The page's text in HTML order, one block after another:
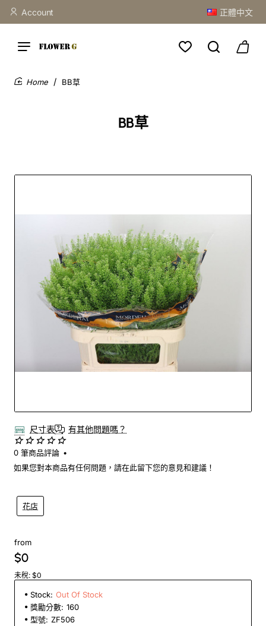
Account 正體中文
BB草
BB草
Out Of Stock
尺寸表 有其他問題嗎？
花店
0 筆商品評論 •
如果您對本商品有任何問題，請在此留下您的意見和建議！
from
$0
未稅: $0
Stock: Out Of Stock
獎勵分數: 160
型號: ZF506